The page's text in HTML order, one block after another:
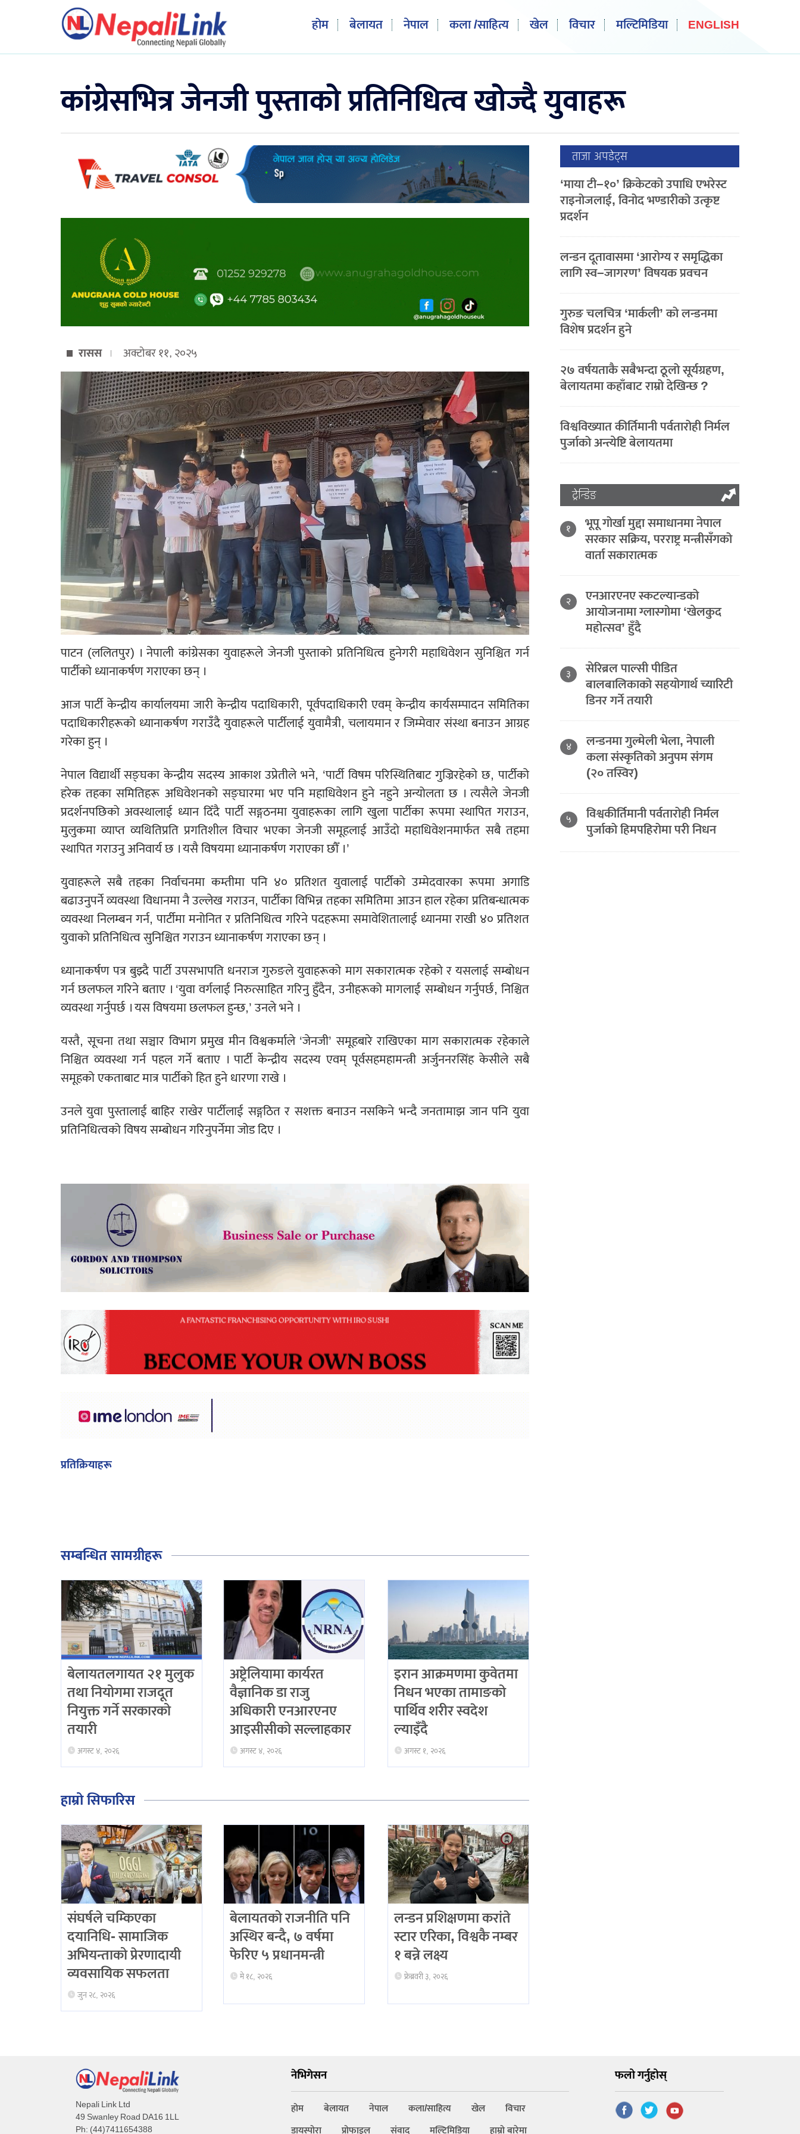
होम बेलायत नेपाल कला /साहित्य खेल विचार मल्टिमिडिया ENGLISH
कांग्रेसभित्र जेनजी पुस्ताको प्रतिनिधित्व खोज्दै युवाहरू
रासस अक्टोबर ११, २०२५
पाटन (ललितपुर) । नेपाली कांग्रेसका युवाहरूले जेनजी पुस्ताको प्रतिनिधित्व हुनेगरी महाधिवेशन सुनिश्चित गर्न
पार्टीको ध्यानाकर्षण गराएका छन् ।
आज पार्टी केन्द्रीय कार्यालयमा जारी केन्द्रीय पदाधिकारी, पूर्वपदाधिकारी एवम् केन्द्रीय कार्यसम्पादन समितिका
पदाधिकारीहरूको ध्यानाकर्षण गराउँदै युवाहरूले पार्टीलाई युवामैत्री, चलायमान र जिम्मेवार संस्था बनाउन आग्रह
गरेका हुन् ।
नेपाल विद्यार्थी सङ्घका केन्द्रीय सदस्य आकाश उप्रेतीले भने, ‘पार्टी विषम परिस्थितिबाट गुज्रिरहेको छ, पार्टीको
हरेक तहका समितिहरू अधिवेशनको सङ्घारमा भए पनि महाधिवेशन हुने नहुने अन्योलता छ । त्यसैले जेनजी
प्रदर्शनपछिको अवस्थालाई ध्यान दिँदै पार्टी सङ्गठनमा युवाहरूका लागि खुला पार्टीका रूपमा स्थापित गराउन,
मुलुकमा व्याप्त व्यथितिप्रति प्रगतिशील विचार भएका जेनजी समूहलाई आउँदो महाधिवेशनमार्फत सबै तहमा
स्थापित गराउनु अनिवार्य छ । यसै विषयमा ध्यानाकर्षण गराएका छौँ ।’
युवाहरूले सबै तहका निर्वाचनमा कम्तीमा पनि ४० प्रतिशत युवालाई पार्टीको उम्मेदवारका रूपमा अगाडि
बढाउनुपर्ने व्यवस्था विधानमा नै उल्लेख गराउन, पार्टीका विभिन्न तहका समितिमा आउन हाल रहेका प्रतिबन्धात्मक
व्यवस्था निलम्बन गर्न, पार्टीमा मनोनित र प्रतिनिधित्व गरिने पदहरूमा समावेशितालाई ध्यानमा राखी ४० प्रतिशत
युवाको प्रतिनिधित्व सुनिश्चित गराउन ध्यानाकर्षण गराएका छन् ।
ध्यानाकर्षण पत्र बुझ्दै पार्टी उपसभापति धनराज गुरुङले युवाहरूको माग सकारात्मक रहेको र यसलाई सम्बोधन
गर्न छलफल गरिने बताए । ‘युवा वर्गलाई निरुत्साहित गरिनु हुँदैन, उनीहरूको मागलाई सम्बोधन गर्नुपर्छ, निश्चित
व्यवस्था गर्नुपर्छ । यस विषयमा छलफल हुन्छ,’ उनले भने ।
यस्तै, सूचना तथा सञ्चार विभाग प्रमुख मीन विश्वकर्माले ‘जेनजी’ समूहबारे राखिएका माग सकारात्मक रहेकाले
निश्चित व्यवस्था गर्न पहल गर्ने बताए । पार्टी केन्द्रीय सदस्य एवम् पूर्वसहमहामन्त्री अर्जुननरसिंह केसीले सबै
समूहको एकताबाट मात्र पार्टीको हित हुने धारणा राखे ।
उनले युवा पुस्तालाई बाहिर राखेर पार्टीलाई सङ्गठित र सशक्त बनाउन नसकिने भन्दै जनतामाझ जान पनि युवा
प्रतिनिधित्वको विषय सम्बोधन गरिनुपर्नेमा जोड दिए ।
प्रतिक्रियाहरू
सम्बन्धित सामग्रीहरू
बेलायतलगायत २१ मुलुक
तथा नियोगमा राजदूत
नियुक्त गर्ने सरकारको
तयारी
अगस्ट ४, २०२६
अष्ट्रेलियामा कार्यरत
वैज्ञानिक डा राजु
अधिकारी एनआरएनए
आइसीसीको सल्लाहकार
अगस्ट ४, २०२६
इरान आक्रमणमा कुवेतमा
निधन भएका तामाङको
पार्थिव शरीर स्वदेश
ल्याइँदै
अगस्ट १, २०२६
हाम्रो सिफारिस
संघर्षले चम्किएका
दयानिधि- सामाजिक
अभियन्ताको प्रेरणादायी
व्यवसायिक सफलता
जुन २८, २०२६
बेलायतको राजनीति पनि
अस्थिर बन्दै, ७ वर्षमा
फेरिए ५ प्रधानमन्त्री
मे १८, २०२६
लन्डन प्रशिक्षणमा करांते
स्टार एरिका, विश्वकै नम्बर
१ बन्ने लक्ष्य
फ्रेब्रवरी ३, २०२६
ताजा अपडेट्स
‘माया टी–१०’ क्रिकेटको उपाधि एभरेस्ट
राइनोजलाई, विनोद भण्डारीको उत्कृष्ट
प्रदर्शन
लन्डन दूतावासमा ‘आरोग्य र समृद्धिका
लागि स्व–जागरण’ विषयक प्रवचन
गुरुङ चलचित्र ‘मार्कली’ को लन्डनमा
विशेष प्रदर्शन हुने
२७ वर्षयताकै सबैभन्दा ठूलो सूर्यग्रहण,
बेलायतमा कहाँबाट राम्रो देखिन्छ ?
विश्वविख्यात कीर्तिमानी पर्वतारोही निर्मल
पुर्जाको अन्त्येष्टि बेलायतमा
ट्रेन्डिङ
१ भूपू गोर्खा मुद्दा समाधानमा नेपाल
सरकार सक्रिय, परराष्ट्र मन्त्रीसँगको
वार्ता सकारात्मक
२ एनआरएनए स्कटल्यान्डको
आयोजनामा ग्लास्गोमा ‘खेलकुद
महोत्सव’ हुँदै
३ सेरिब्रल पाल्सी पीडित
बालबालिकाको सहयोगार्थ च्यारिटी
डिनर गर्ने तयारी
४ लन्डनमा गुल्मेली भेला, नेपाली
कला संस्कृतिको अनुपम संगम
(२० तस्विर)
५ विश्वकीर्तिमानी पर्वतारोही निर्मल
पुर्जाको हिमपहिरोमा परी निधन
Nepali Link Ltd
49 Swanley Road DA16 1LL
Ph: (44)7411654388
नेभिगेसन
होम बेलायत नेपाल कला/साहित्य खेल
विचार
फलो गर्नुहोस्